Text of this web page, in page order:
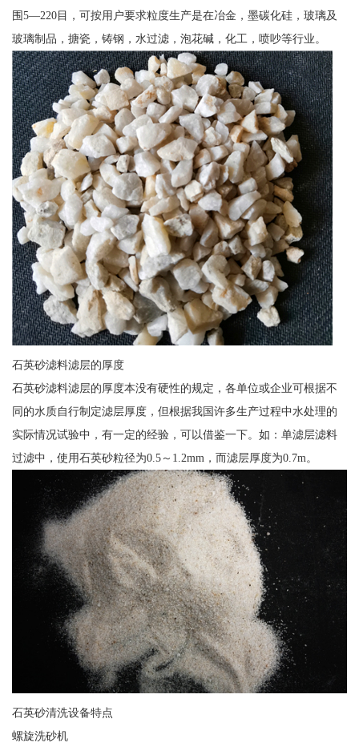
围5—220目，可按用户要求粒度生产是在冶金，墨碳化硅，玻璃及
玻璃制品，搪瓷，铸钢，水过滤，泡花碱，化工，喷吵等行业。
石英砂滤料滤层的厚度
石英砂滤料滤层的厚度本没有硬性的规定，各单位或企业可根据不
同的水质自行制定滤层厚度，但根据我国许多生产过程中水处理的
实际情况试验中，有一定的经验，可以借鉴一下。如：单滤层滤料
过滤中，使用石英砂粒径为0.5～1.2mm，而滤层厚度为0.7m。
石英砂清洗设备特点
螺旋洗砂机